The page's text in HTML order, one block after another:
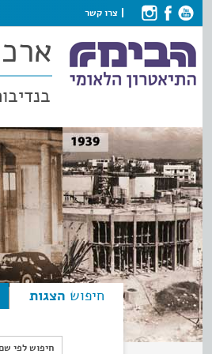
צרו קשר
חיפוש הצגות
חיפוש לפי